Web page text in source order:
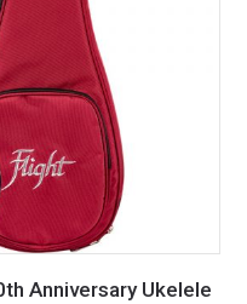
Anniversary Ukelele